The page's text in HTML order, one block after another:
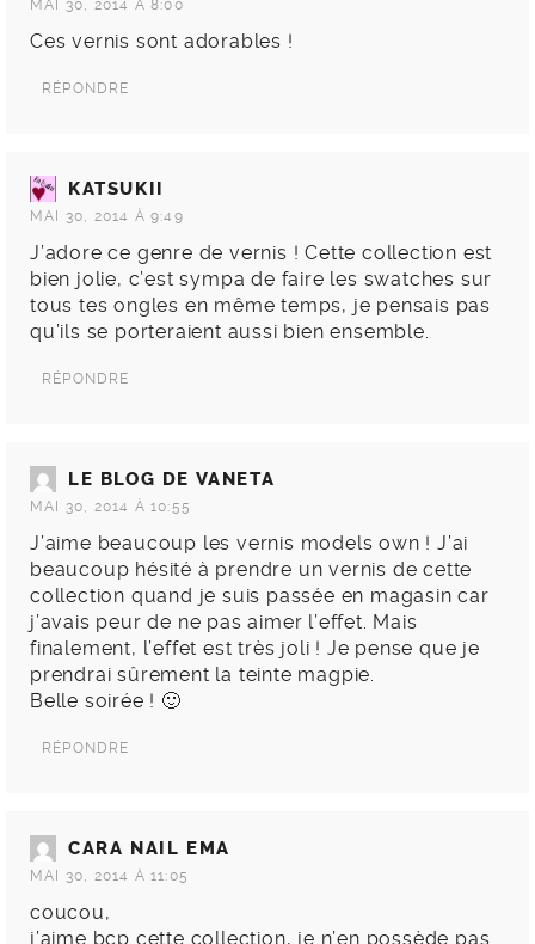
MAI 30, 2014 À 8:00
Ces vernis sont adorables !
RÉPONDRE
KATSUKII
MAI 30, 2014 À 9:49
J’adore ce genre de vernis ! Cette collection est
bien jolie, c’est sympa de faire les swatches sur
tous tes ongles en même temps, je pensais pas
qu’ils se porteraient aussi bien ensemble.
RÉPONDRE
LE BLOG DE VANETA
MAI 30, 2014 À 10:55
J’aime beaucoup les vernis models own ! J’ai
beaucoup hésité à prendre un vernis de cette
collection quand je suis passée en magasin car
j’avais peur de ne pas aimer l’effet. Mais
finalement, l’effet est très joli ! Je pense que je
prendrai sûrement la teinte magpie.
Belle soirée ! 🙂
RÉPONDRE
CARA NAIL EMA
MAI 30, 2014 À 11:05
coucou,
j’aime bcp cette collection, je n’en possède pas